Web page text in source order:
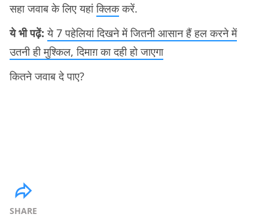
सहा जवाब के लिए यहांक्लिककरें.
ये भी पढ़ें: ये 7 पहेलियां दिखने में जितनी आसान हैं हल करने में
उतनी ही मुश्किल, दिमाग़ का दही हो जाएगा
कितने जवाब दे पाए?
SHARE